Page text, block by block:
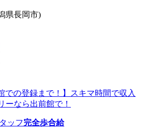
県長岡市)
での登録まで！】スキマ時間で収入
ーなら出前館で！
ッフ完全歩合給